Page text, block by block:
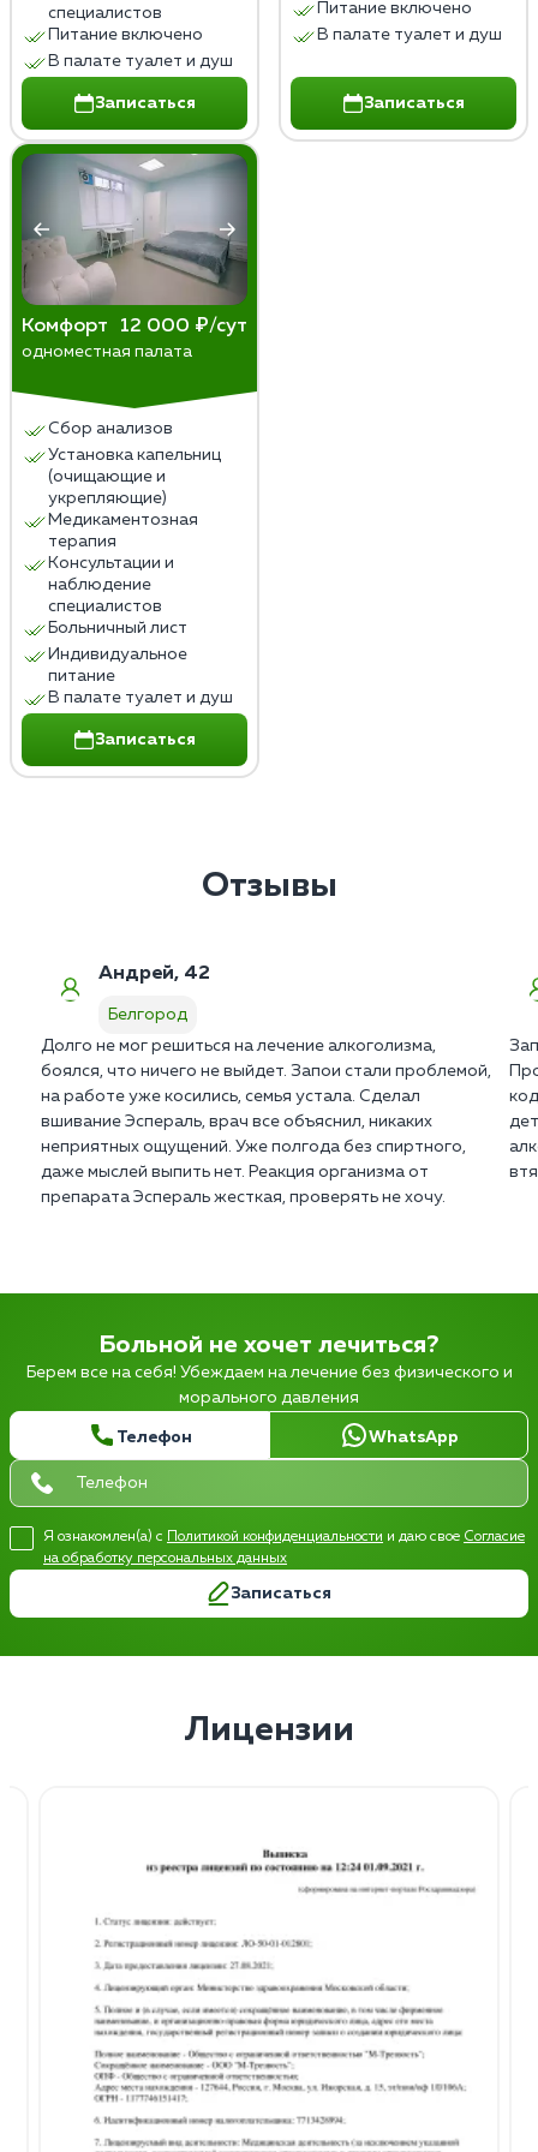
специалистов
Питание включено
В палате туалет и душ
Записаться
Питание включено
В палате туалет и душ
Записаться
Комфорт 12 000 ₽/сут
одноместная палата
Сбор анализов
Установка капельниц
(очищающие и
укрепляющие)
Медикаментозная
терапия
Консультации и
наблюдение
специалистов
Больничный лист
Индивидуальное
питание
В палате туалет и душ
Записаться
Отзывы
Андрей, 42
Белгород
Долго не мог решиться на лечение алкоголизма,
боялся, что ничего не выйдет. Запои стали проблемой,
на работе уже косились, семья устала. Сделал
вшивание Эспераль, врач все объяснил, никаких
неприятных ощущений. Уже полгода без спиртного,
даже мыслей выпить нет. Реакция организма от
препарата Эспераль жесткая, проверять не хочу.
Больной не хочет лечиться?
Берем все на себя! Убеждаем на лечение без физического и
морального давления
Телефон WhatsApp
Я ознакомлен(а) с Политикой конфиденциальности и даю свое Согласие
на обработку персональных данных
Записаться
Лицензии